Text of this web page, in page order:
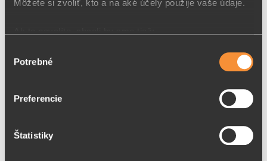
Môžete si zvoliť, kto a na aké účely použije vaše údaje.
polohe s presnosťou na niekoľko metrov
Viac informácií o tom, ako sa spracúvajú vaše osobné
môžete kedykoľvek zmeniť alebo odvolať cez Vyhlásenie
súhlasu
Potrebné
Preferencie
Štatistiky
VLASY & NECHTY
Produkt s jedinečným zložením na podporu